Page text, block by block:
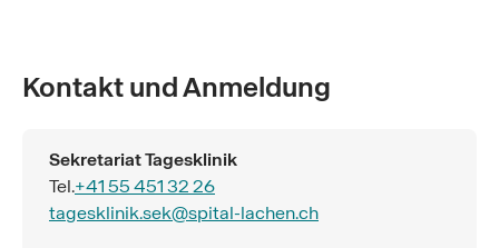
Kontakt und Anmeldung
Sekretariat Tagesklinik
Tel.+41 55 451 32 26
tagesklinik.sek@spital-lachen.ch